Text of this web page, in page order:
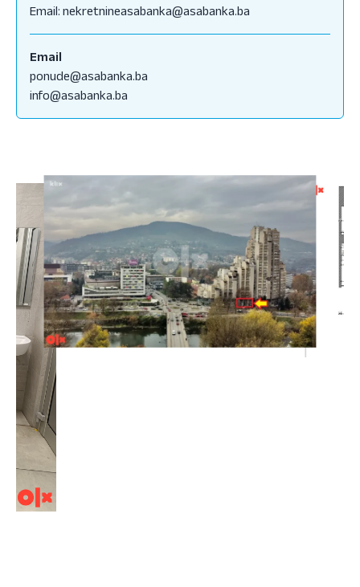
Email: nekretnineasabanka@asabanka.ba
Email
ponude@asabanka.ba
info@asabanka.ba